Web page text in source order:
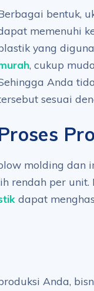
bentuk,
memenuhi
yang
, cukup
Anda
sesuai
molding dan
rendah per
dapat
Anda,